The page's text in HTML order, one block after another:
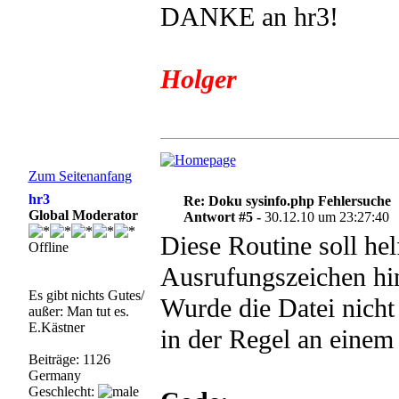
DANKE an hr3!
Holger
Zum Seitenanfang
hr3
Global Moderator
Offline
Es gibt nichts Gutes/
außer: Man tut es.
E.Kästner
Beiträge: 1126
Germany
Geschlecht:
Re: Doku sysinfo.php Fehlersuche
Antwort #5 -30.12.10 um 23:27:40
Diese Routine soll
Ausrufungszeichen
Wurde die Datei
in der Regel an